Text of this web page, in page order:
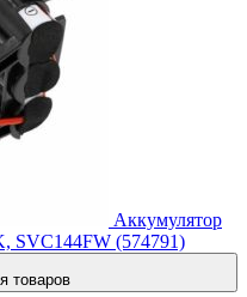
Аккумулятор
SVC144FW (574791)
товаров